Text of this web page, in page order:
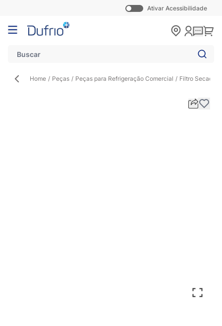
Ativar Acessibilidade
Pular para o conteúdo
Home / Peças / Peças para Refrigeração Comercial / Filtro Secador